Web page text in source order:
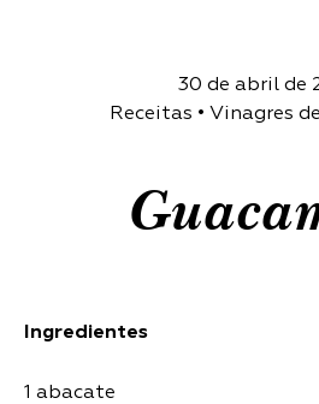
30 de abril de
Receitas • Vinagres
Ingredientes
1 abacate